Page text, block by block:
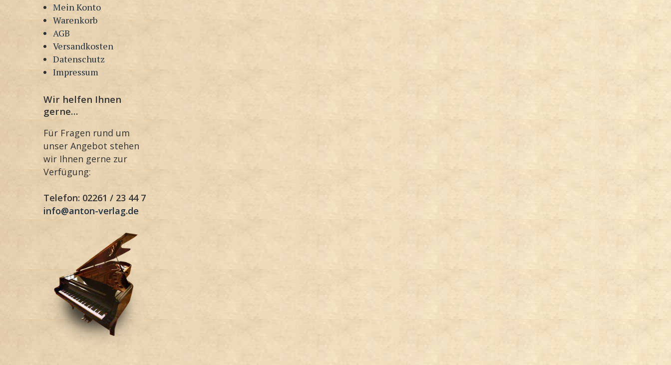
Mein Konto
Warenkorb
AGB
Versandkosten
Datenschutz
Impressum
Wir helfen Ihnen
gerne…
Für Fragen rund um
unser Angebot stehen
wir Ihnen gerne zur
Verfügung:
Telefon: 02261 / 23 44 7
info@anton-verlag.de